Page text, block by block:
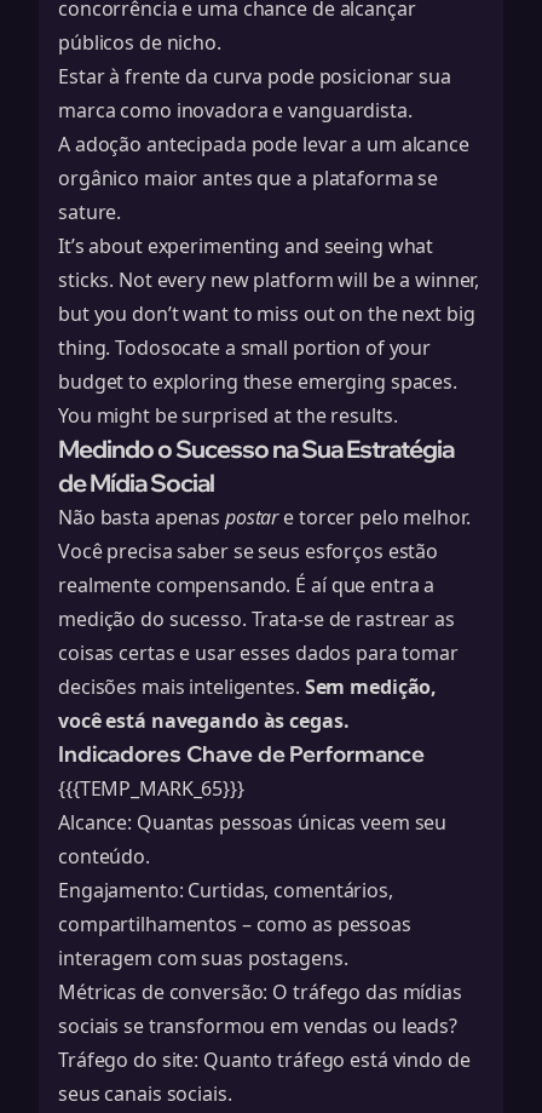
concorrência e uma chance de alcançar
públicos de nicho.
Estar à frente da curva pode posicionar sua
marca como inovadora e vanguardista.
A adoção antecipada pode levar a um alcance
orgânico maior antes que a plataforma se
sature.
It’s about experimenting and seeing what
sticks. Not every new platform will be a winner,
but you don’t want to miss out on the next big
thing. Todosocate a small portion of your
budget to exploring these emerging spaces.
You might be surprised at the results.
Medindo o Sucesso na Sua Estratégia
de Mídia Social
Não basta apenas postare torcer pelo melhor.
Você precisa saber se seus esforços estão
realmente compensando. É aí que entra a
medição do sucesso. Trata-se de rastrear as
coisas certas e usar esses dados para tomar
decisões mais inteligentes. Sem medição,
você está navegando às cegas.
Indicadores Chave de Performance
{{{TEMP_MARK_65}}}
Alcance: Quantas pessoas únicas veem seu
conteúdo.
Engajamento: Curtidas, comentários,
compartilhamentos – como as pessoas
interagem com suas postagens.
Métricas de conversão: O tráfego das mídias
sociais se transformou em vendas ou leads?
Tráfego do site: Quanto tráfego está vindo de
seus canais sociais.